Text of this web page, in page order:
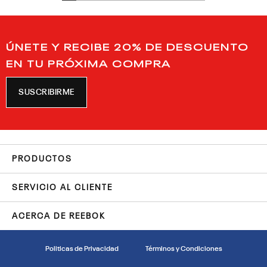
ÚNETE Y RECIBE 20% DE DESCUENTO
EN TU PRÓXIMA COMPRA
SUSCRIBIRME
PRODUCTOS
SERVICIO AL CLIENTE
ACERCA DE REEBOK
Politicas de Privacidad Términos y Condiciones